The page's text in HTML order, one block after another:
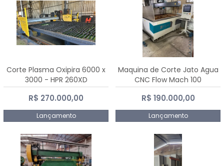
Corte Plasma Oxipira 6000 x
3000 - HPR 260XD
R$ 270.000,00
Lançamento
Maquina de Corte Jato Agua
CNC Flow Mach 100
R$ 190.000,00
Lançamento